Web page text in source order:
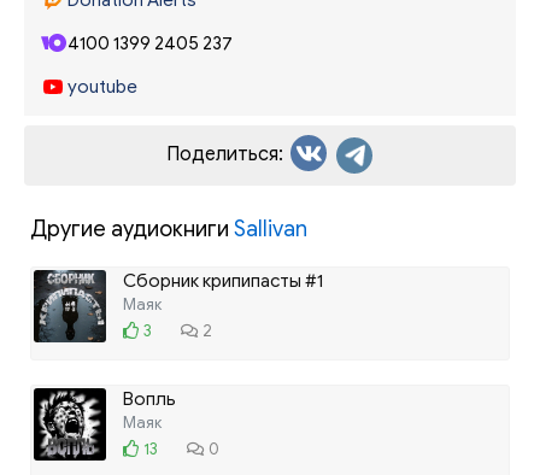
4100 1399 2405 237
youtube
Поделиться:
Другие аудиокниги Sallivan
Сборник крипипасты #1
Маяк
3
2
Вопль
Маяк
13
0